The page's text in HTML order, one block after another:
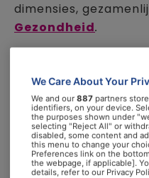
dimensies,
Gezondheid.
Gezondheid
We Care About Your
We and our887 partners
identifiers, on your device.
the purposes shown under
selecting "Reject All" or
disabled, some content and
this menu to change your
Preferences link on the
the webpage, if applicable].
details, refer to our Privacy